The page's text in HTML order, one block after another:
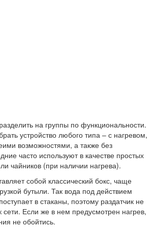
на группы по функциональности.
устройство любого типа – с нагревом,
возможностями, а также без
часто используют в качестве простых
чайников (при наличии нагрева).
собой классический бокс, чаще
бутыли. Так вода под действием
в стаканы, поэтому раздатчик не
сети. Если же в нем предусмотрен нагрев,
не обойтись.